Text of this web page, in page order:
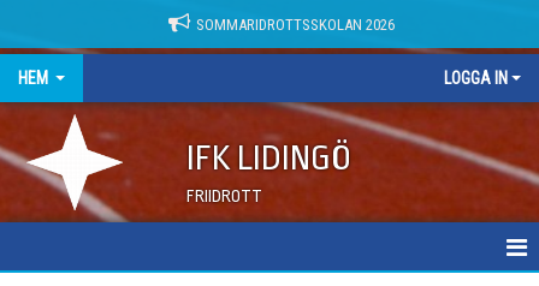
SOMMARIDROTTSSKOLAN 2026
HEM LOGGA IN
IFK LIDINGÖ
FRIIDROTT